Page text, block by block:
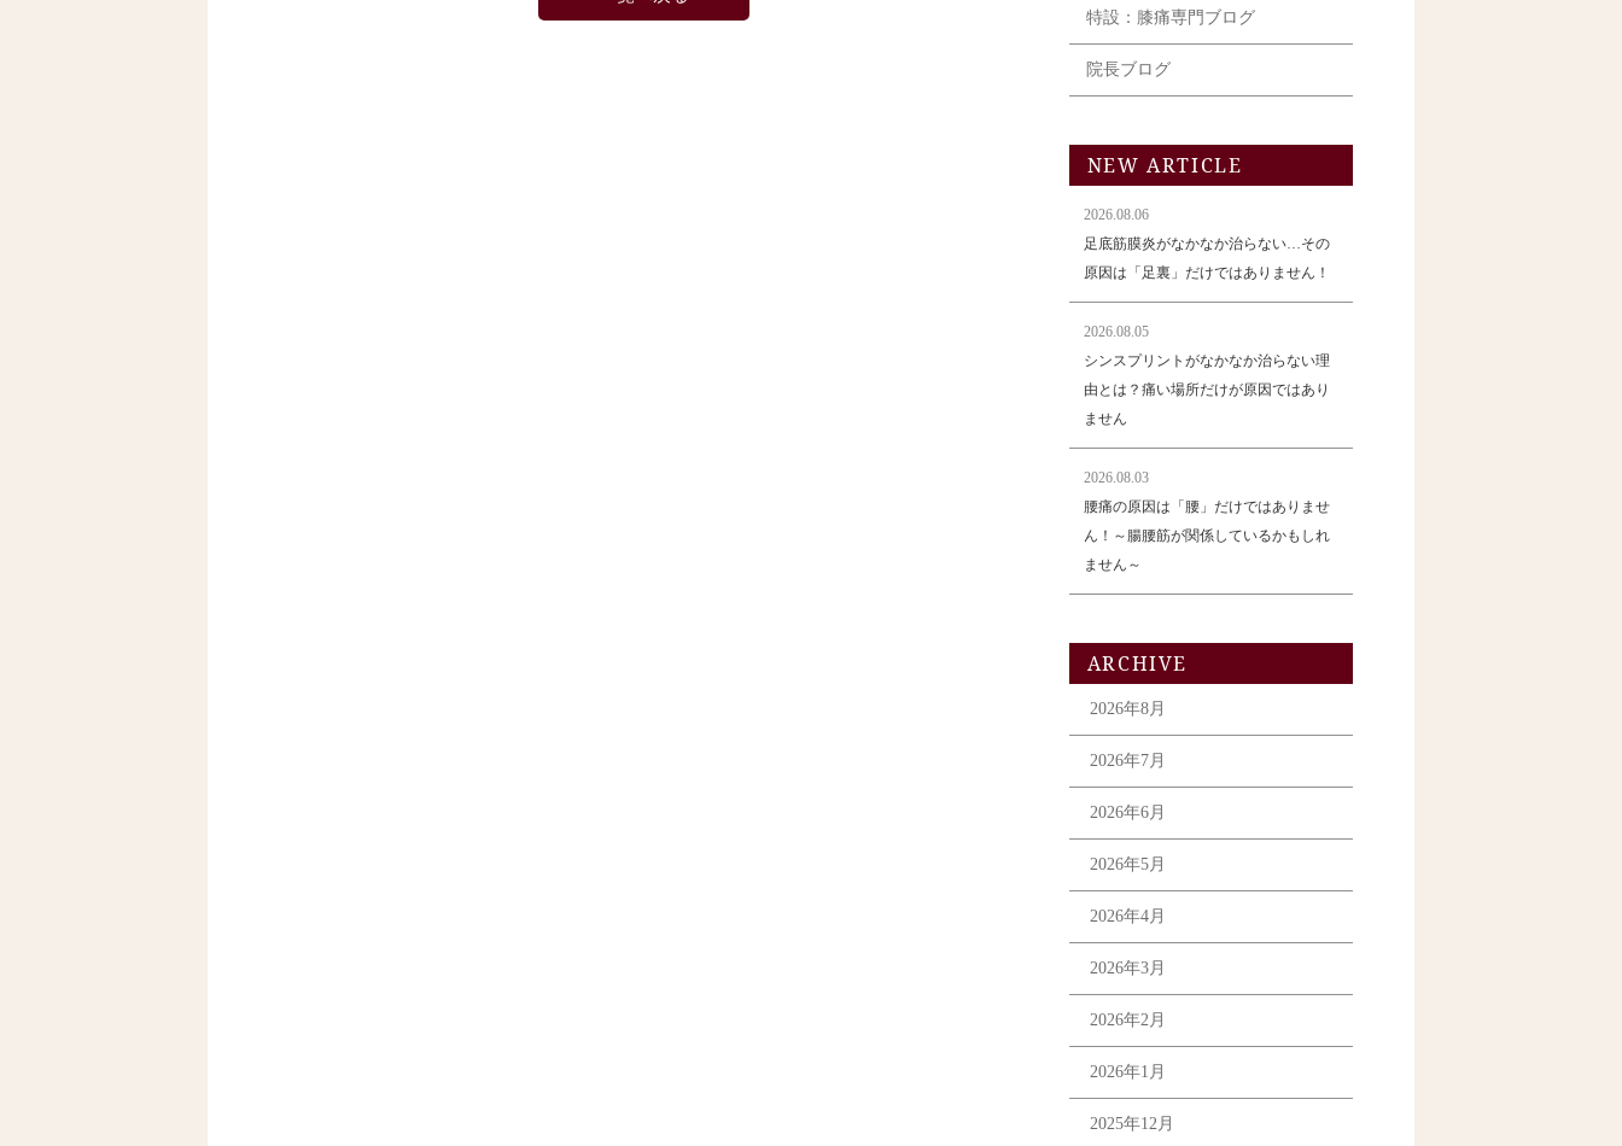
特設：膝痛専門ブログ
院長ブログ
NEW ARTICLE
2026.08.06
足底筋膜炎がなかなか治らない…その
原因は「足裏」だけではありません！
2026.08.05
シンスプリントがなかなか治らない理
由とは？痛い場所だけが原因ではあり
ません
2026.08.03
腰痛の原因は「腰」だけではありませ
ん！～腸腰筋が関係しているかもしれ
ません～
ARCHIVE
2026年8月
2026年7月
2026年6月
2026年5月
2026年4月
2026年3月
2026年2月
2026年1月
2025年12月